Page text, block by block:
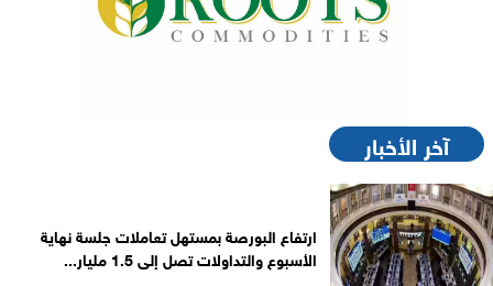
آخر الأخبار
ارتفاع البورصة بمستهل تعاملات جلسة نهاية
الأسبوع والتداولات تصل إلى 1.5 مليار...